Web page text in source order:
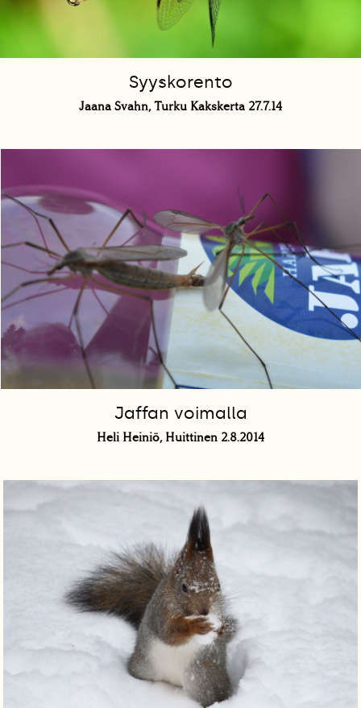
Syyskorento
Jaana Svahn, Turku Kakskerta 27.7.14
Jaffan voimalla
Heli Heiniö, Huittinen 2.8.2014